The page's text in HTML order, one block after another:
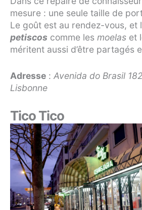
mesure : une seule taille de
Le goût est au rendez-vous, et
petiscos comme les moelas et
méritent aussi d’être partagés
Adresse : Avenida do Brasil
Lisbonne
Tico Tico